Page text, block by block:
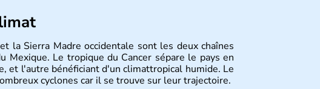
la Sierra Madre occidentale sont les deux chaînes
Mexique. Le tropique du Cancer sépare le pays en
et l'autre bénéficiant d'un climattropical humide. Le
cyclones car il se trouve sur leur trajectoire.